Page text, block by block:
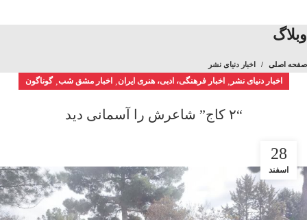
وبلاگ
صفحه اصلی اخبار دنیای نشر
اخبار دنیای نشر ,اخبار فرهنگی، ادبی، هنری ایران ,اخبار مشق شب ,گوناگون
“۲ کاج” شاعرش را آسمانی دید
28
اسفند